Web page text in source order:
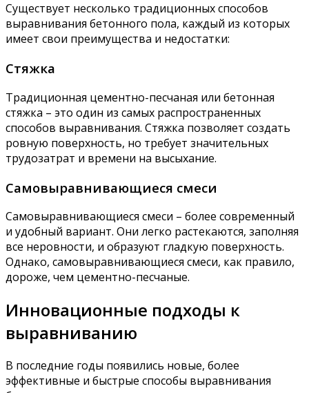
Существует несколько традиционных способов
выравнивания бетонного пола, каждый из которых
имеет свои преимущества и недостатки:
Стяжка
Традиционная цементно-песчаная или бетонная
стяжка – это один из самых распространенных
способов выравнивания. Стяжка позволяет создать
ровную поверхность, но требует значительных
трудозатрат и времени на высыхание.
Самовыравнивающиеся смеси
Самовыравнивающиеся смеси – более современный
и удобный вариант. Они легко растекаются, заполняя
все неровности, и образуют гладкую поверхность.
Однако, самовыравнивающиеся смеси, как правило,
дороже, чем цементно-песчаные.
Инновационные подходы к
выравниванию
В последние годы появились новые, более
эффективные и быстрые способы выравнивания